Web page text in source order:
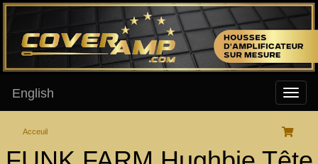
English
Acceuil